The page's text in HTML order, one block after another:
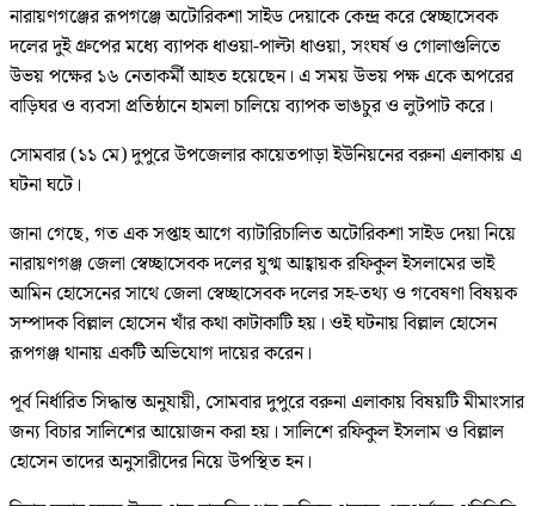
নারায়ণগঞ্জের রূপগঞ্জে অটোরিকশা সাইড দেয়াকে কেন্দ্র করে স্বেচ্ছাসেবক
দলের দুই গ্রুপের মধ্যে ব্যাপক ধাওয়া-পাল্টা ধাওয়া, সংঘর্ষ ও গোলাগুলিতে
উভয় পক্ষের ১৬ নেতাকর্মী আহত হয়েছেন। এ সময় উভয় পক্ষ একে অপরের
বাড়িঘর ও ব্যবসা প্রতিষ্ঠানে হামলা চালিয়ে ব্যাপক ভাঙচুর ও লুটপাট করে।
সোমবার (১১ মে) দুপুরে উপজেলার কায়েতপাড়া ইউনিয়নের বরুনা এলাকায় এ
ঘটনা ঘটে।
জানা গেছে, গত এক সপ্তাহ আগে ব্যাটারিচালিত অটোরিকশা সাইড দেয়া নিয়ে
নারায়ণগঞ্জ জেলা স্বেচ্ছাসেবক দলের যুগ্ম আহ্বায়ক রফিকুল ইসলামের ভাই
আমিন হোসেনের সাথে জেলা স্বেচ্ছাসেবক দলের সহ-তথ্য ও গবেষণা বিষয়ক
সম্পাদক বিল্লাল হোসেন খাঁর কথা কাটাকাটি হয়। ওই ঘটনায় বিল্লাল হোসেন
রূপগঞ্জ থানায় একটি অভিযোগ দায়ের করেন।
পূর্ব নির্ধারিত সিদ্ধান্ত অনুযায়ী, সোমবার দুপুরে বরুনা এলাকায় বিষয়টি মীমাংসার
জন্য বিচার সালিশের আয়োজন করা হয়। সালিশে রফিকুল ইসলাম ও বিল্লাল
হোসেন তাদের অনুসারীদের নিয়ে উপস্থিত হন।